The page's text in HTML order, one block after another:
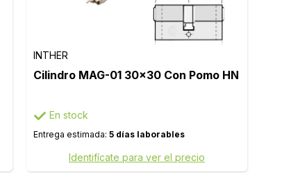
INTHER
Cilindro MAG-01 30x30 Con Pomo HN
En stock
Entrega estimada: 5 días laborables
Identifícate para ver el precio